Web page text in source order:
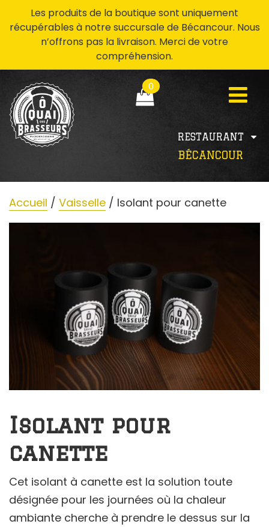
Les produits de la boutique sont uniquement
récupérables à notre succursale de Bécancour. Nous
n’offrons pas la livraison. Merci de votre
compréhension.
RESTAURANT
BÉCANCOUR
0
Accueil / Vaisselle / Isolant pour canette
Isolant pour
canette
Cet isolant à canette est la solution toute
désignée pour les journées où la chaleur
ambiante cherche à prendre le dessus sur la